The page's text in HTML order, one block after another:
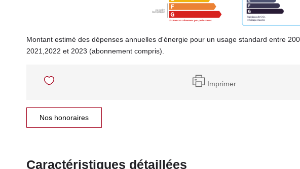
Montant estimé des dépenses annuelles d'énergie pour un usage standard entre
2021,2022 et 2023 (abonnement compris).
Imprimer
Nos honoraires
Caractéristiques détaillées